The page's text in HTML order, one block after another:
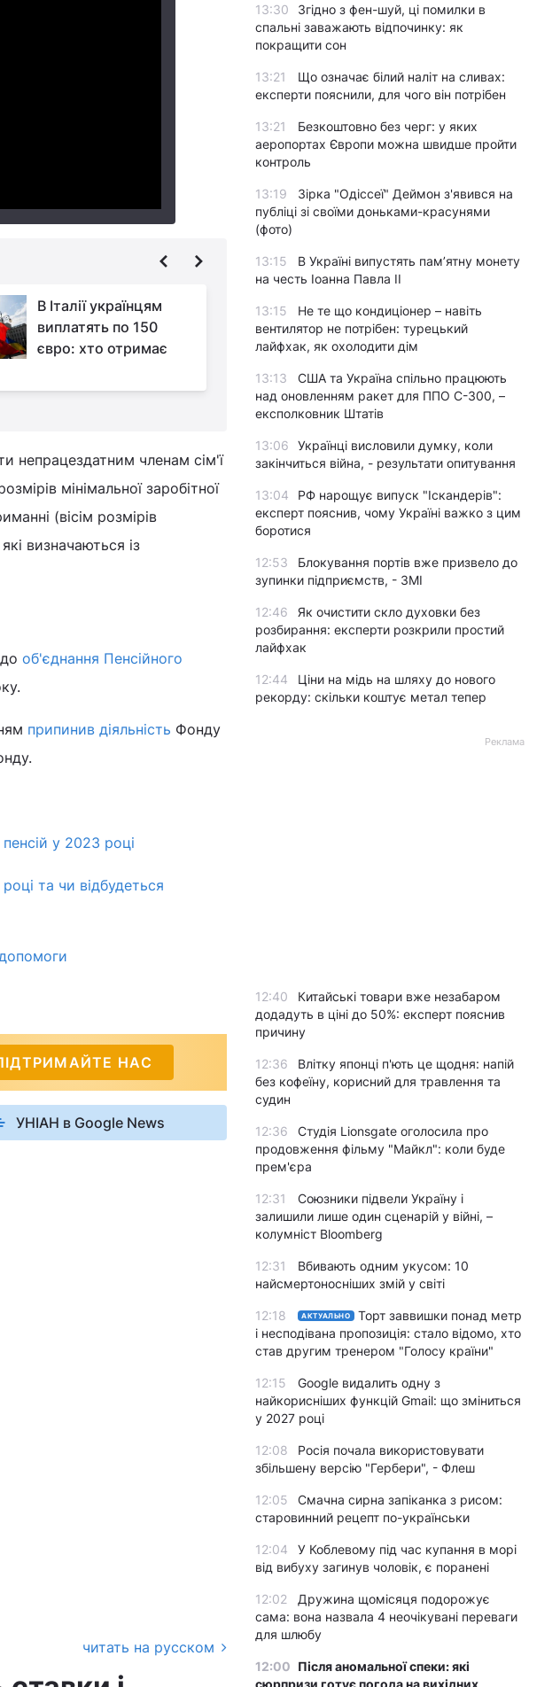
В Італії українцям
виплатять по 150
євро: хто отримає
Дефіцит
держбюджету у 2022
році перевищив 911
мільярдів гривень - Мінфін
непрацездатним членам сім'ї
мінімальної заробітної
(вісім розмірів
визначаються із
об'єднання Пенсійного
припинив діяльність Фонду
у 2023 році
та чи відбудеться
НАС
УНІАН в Google News
читать на русском
13:30
Згідно з фен-шуй, ці помилки в
спальні заважають відпочинку: як
покращити сон
13:21
Що означає білий наліт на сливах:
експерти пояснили, для чого він потрібен
13:21
Безкоштовно без черг: у яких
аеропортах Європи можна швидше пройти
контроль
13:19
Зірка "Одіссеї" Деймон з'явився на
публіці зі своїми доньками-красунями
(фото)
13:15
В Україні випустять пам’ятну монету
на честь Іоанна Павла II
13:15
Не те що кондиціонер – навіть
вентилятор не потрібен: турецький
лайфхак, як охолодити дім
13:13
США та Україна спільно працюють
над оновленням ракет для ППО С-300, –
експолковник Штатів
13:06
Українці висловили думку, коли
закінчиться війна, - результати опитування
13:04
РФ нарощує випуск "Іскандерів":
експерт пояснив, чому Україні важко з цим
боротися
12:53
Блокування портів вже призвело до
зупинки підприємств, - ЗМІ
12:46
Як очистити скло духовки без
розбирання: експерти розкрили простий
лайфхак
12:44
Ціни на мідь на шляху до нового
рекорду: скільки коштує метал тепер
Реклама
12:40
Китайські товари вже незабаром
додадуть в ціні до 50%: експерт пояснив
причину
12:36
Влітку японці п'ють це щодня: напій
без кофеїну, корисний для травлення та
судин
12:36
Студія Lionsgate оголосила про
продовження фільму "Майкл": коли буде
прем'єра
12:31
Союзники підвели Україну і
залишили лише один сценарій у війні, –
колумніст Bloomberg
12:31
Вбивають одним укусом: 10
найсмертоносніших змій у світі
12:18 АКТУАЛЬНО
Торт заввишки понад метр
і несподівана пропозиція: стало відомо, хто
став другим тренером "Голосу країни"
12:15
Google видалить одну з
найкорисніших функцій Gmail: що зміниться
у 2027 році
12:08
Росія почала використовувати
збільшену версію "Гербери", - Флеш
12:05
Смачна сирна запіканка з рисом:
старовинний рецепт по-українськи
12:04
У Коблевому під час купання в морі
від вибуху загинув чоловік, є поранені
12:02
Дружина щомісяця подорожує
сама: вона назвала 4 неочікувані переваги
для шлюбу
12:00 Після аномальної спеки: які
сюрпризи готує погода на вихідних